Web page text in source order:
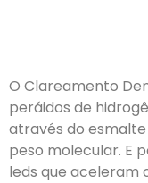
O Clareamento
peráidos de
através do
peso molecular. E
leds que aceleram